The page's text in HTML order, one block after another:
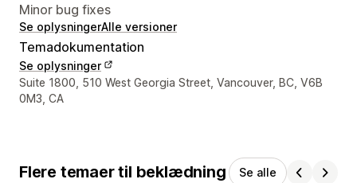
Minor bug fixes
Se oplysningerAlle versioner
Temadokumentation
Se oplysninger
Se kontaktoplysninger
Suite 1800, 510 West Georgia Street, Vancouver, BC, V6B
0M3, CA
Flere temaer til beklædning Se alle